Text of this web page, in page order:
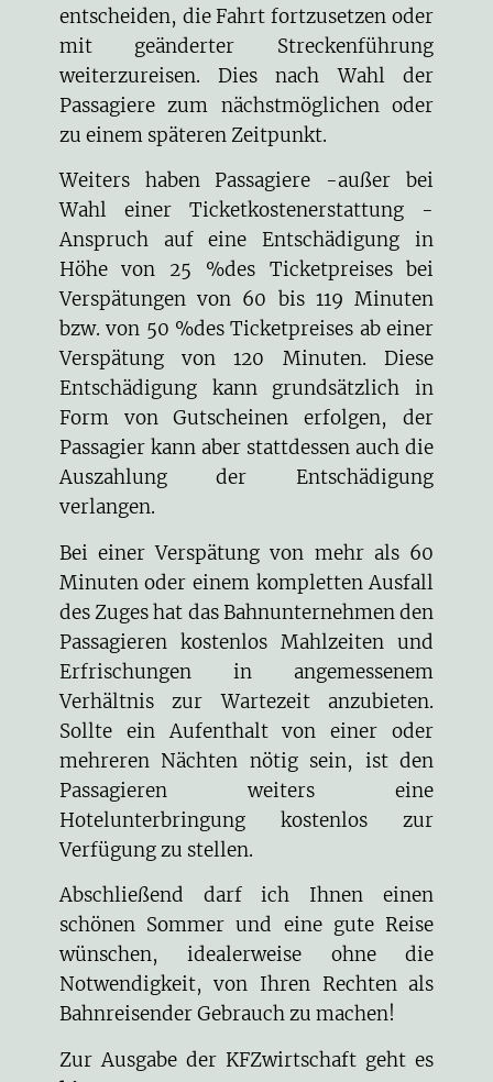
entscheiden, die Fahrt fortzusetzen oder
mit geänderter Streckenführung
weiterzureisen. Dies nach Wahl der
Passagiere zum nächstmöglichen oder
zu einem späteren Zeitpunkt.
Weiters haben Passagiere -außer bei
Wahl einer Ticketkostenerstattung -
Anspruch auf eine Entschädigung in
Höhe von 25 %des Ticketpreises bei
Verspätungen von 60 bis 119 Minuten
bzw. von 50 %des Ticketpreises ab einer
Verspätung von 120 Minuten. Diese
Entschädigung kann grundsätzlich in
Form von Gutscheinen erfolgen, der
Passagier kann aber stattdessen auch die
Auszahlung der Entschädigung
verlangen.
Bei einer Verspätung von mehr als 60
Minuten oder einem kompletten Ausfall
des Zuges hat das Bahnunternehmen den
Passagieren kostenlos Mahlzeiten und
Erfrischungen in angemessenem
Verhältnis zur Wartezeit anzubieten.
Sollte ein Aufenthalt von einer oder
mehreren Nächten nötig sein, ist den
Passagieren weiters eine
Hotelunterbringung kostenlos zur
Verfügung zu stellen.
Abschließend darf ich Ihnen einen
schönen Sommer und eine gute Reise
wünschen, idealerweise ohne die
Notwendigkeit, von Ihren Rechten als
Bahnreisender Gebrauch zu machen!
Zur Ausgabe der KFZwirtschaft geht es